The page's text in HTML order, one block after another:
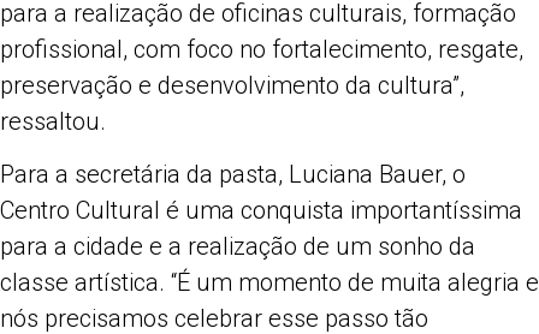
para a realização de oficinas culturais, formação
profissional, com foco no fortalecimento, resgate,
preservação e desenvolvimento da cultura”,
ressaltou.
Para a secretária da pasta, Luciana Bauer, o
Centro Cultural é uma conquista importantíssima
para a cidade e a realização de um sonho da
classe artística. “É um momento de muita alegria e
nós precisamos celebrar esse passo tão